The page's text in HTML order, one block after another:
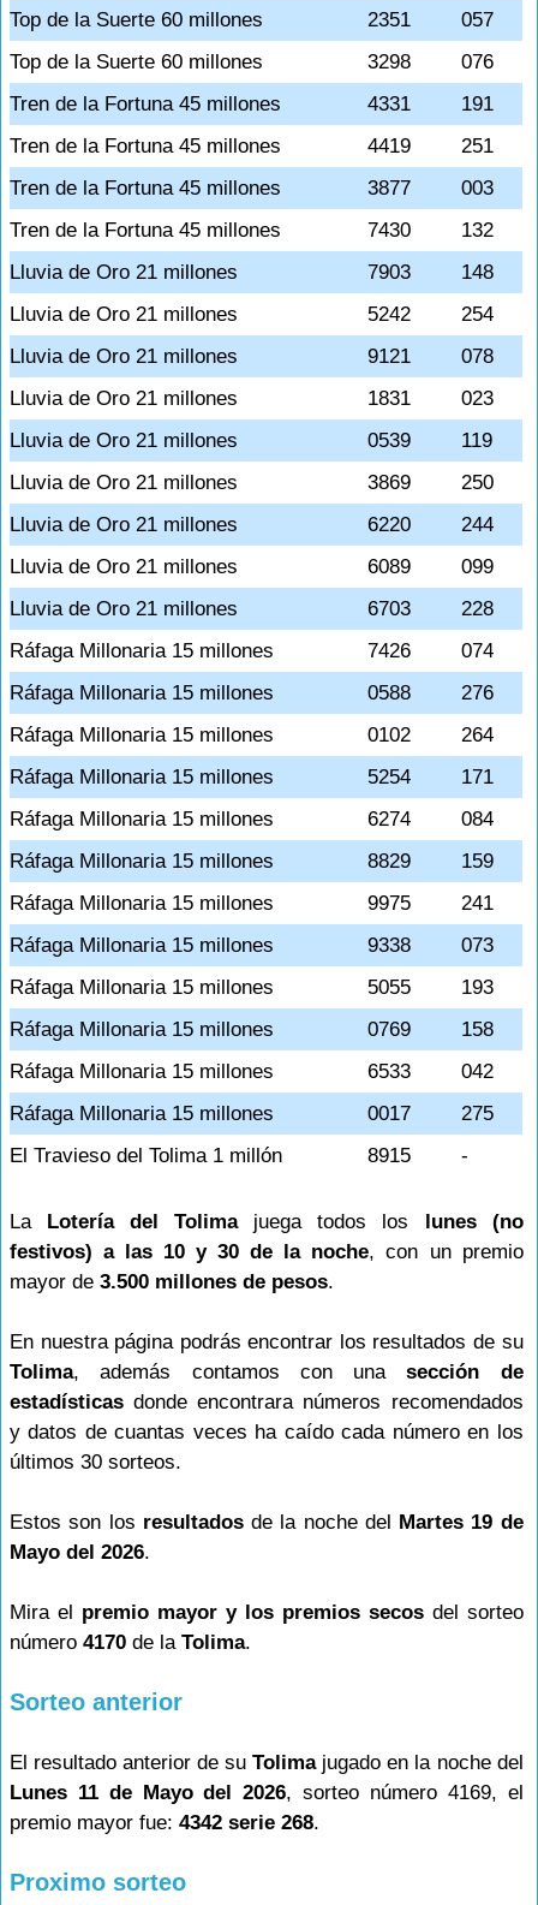
Top de la Suerte 60 millones
2351
057
Top de la Suerte 60 millones
3298
076
Tren de la Fortuna 45 millones
4331
191
Tren de la Fortuna 45 millones
4419
251
Tren de la Fortuna 45 millones
3877
003
Tren de la Fortuna 45 millones
7430
132
Lluvia de Oro 21 millones
7903
148
Lluvia de Oro 21 millones
5242
254
Lluvia de Oro 21 millones
9121
078
Lluvia de Oro 21 millones
1831
023
Lluvia de Oro 21 millones
0539
119
Lluvia de Oro 21 millones
3869
250
Lluvia de Oro 21 millones
6220
244
Lluvia de Oro 21 millones
6089
099
Lluvia de Oro 21 millones
6703
228
Ráfaga Millonaria 15 millones
7426
074
Ráfaga Millonaria 15 millones
0588
276
Ráfaga Millonaria 15 millones
0102
264
Ráfaga Millonaria 15 millones
5254
171
Ráfaga Millonaria 15 millones
6274
084
Ráfaga Millonaria 15 millones
8829
159
Ráfaga Millonaria 15 millones
9975
241
Ráfaga Millonaria 15 millones
9338
073
Ráfaga Millonaria 15 millones
5055
193
Ráfaga Millonaria 15 millones
0769
158
Ráfaga Millonaria 15 millones
6533
042
Ráfaga Millonaria 15 millones
0017
275
El Travieso del Tolima 1 millón
8915 -
La Lotería del Tolimajuega todos los lunes (no
festivos) a las 10 y 30 de la noche, con un premio
mayor de 3.500 millones de pesos.
En nuestra página podrás encontrar los resultados de su
Tolima, además contamos con unasección de
estadísticas donde encontrara números recomendados
y datos de cuantas veces ha caído cada número en los
últimos 30 sorteos.
Estos son los resultadosde la noche del Martes 19 de
Mayo del 2026.
Mira el premio mayor y los premios secosdel sorteo
número 4170 de la Tolima.
Sorteo anterior
El resultado anterior de suTolimajugado en la noche del
Lunes 11 de Mayo del 2026, sorteo número 4169, el
premio mayor fue: 4342 serie 268.
Proximo sorteo